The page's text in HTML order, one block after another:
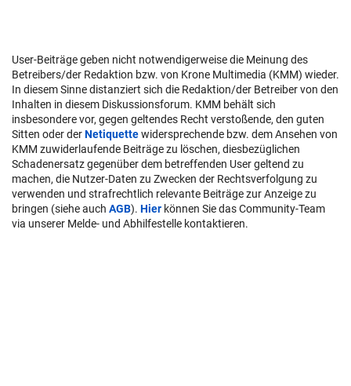
User-Beiträge geben nicht notwendigerweise die Meinung des
Betreibers/der Redaktion bzw. von Krone Multimedia (KMM) wieder.
In diesem Sinne distanziert sich die Redaktion/der Betreiber von den
Inhalten in diesem Diskussionsforum. KMM behält sich
insbesondere vor, gegen geltendes Recht verstoßende, den guten
Sitten oder derNetiquettewidersprechende bzw. dem Ansehen von
KMM zuwiderlaufende Beiträge zu löschen, diesbezüglichen
Schadenersatz gegenüber dem betreffenden User geltend zu
machen, die Nutzer-Daten zu Zwecken der Rechtsverfolgung zu
verwenden und strafrechtlich relevante Beiträge zur Anzeige zu
bringen (siehe auch AGB). Hier können Sie das Community-Team
via unserer Melde- und Abhilfestelle kontaktieren.